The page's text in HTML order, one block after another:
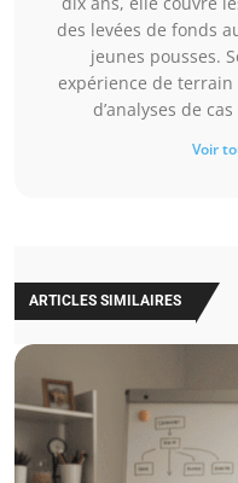
des levées de fonds
jeunes pousses.
expérience de
d’analyses de
Voir
ARTICLES SIMILAIRES